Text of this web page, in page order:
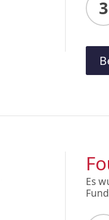
3
Es